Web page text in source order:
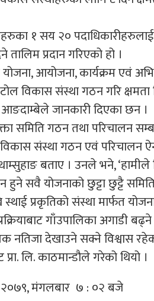
१ सय २०
प्रदान गरिएको हो ।
आयोजना, कार्यक्रम एवं
विकास संस्था गठन गरि क्षमता
जानकारी दिएका छन ।
समिति गठन तथा परिचालन
संस्था गठन एवं परिचालन
बताए । उनले भने,
सवै योजनाको छुट्टा छुट्टै
प्रकृतिको संस्था मार्फत
गाँउपालिका अगाडी
नतिजा देखाउने सक्ने विश्वास
लि. काठमान्डौले गरेको थियो ।
२०७९, मंगलबार ७ : ०२ बजे